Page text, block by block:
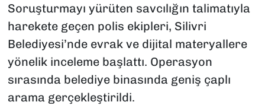
Soruşturmayı yürüten savcılığın talimatıyla
harekete geçen polis ekipleri, Silivri
Belediyesi’nde evrak ve dijital materyallere
yönelik inceleme başlattı. Operasyon
sırasında belediye binasında geniş çaplı
arama gerçekleştirildi.